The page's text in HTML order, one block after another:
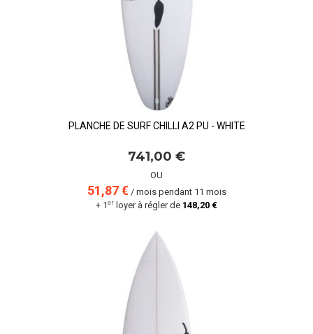
PLANCHE DE SURF CHILLI A2 PU - WHITE
741,00 €
OU
51,87 €/ mois pendant 11 mois
+ 1er loyer à régler de 148,20 €